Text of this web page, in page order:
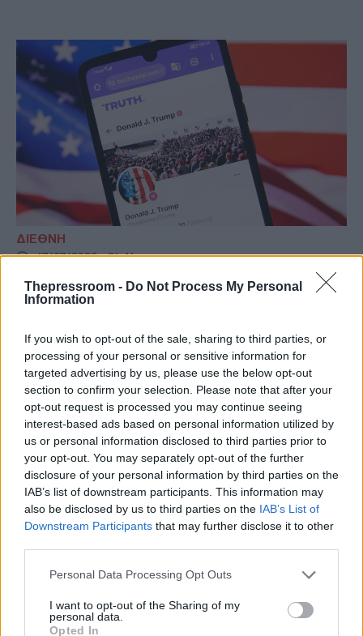
Thepressroom - Do Not Process My Personal
Information
If you wish to opt-out of the sale, sharing to third parties, or
processing of your personal or sensitive information for
targeted advertising by us, please use the below opt-out
section to confirm your selection. Please note that after your
opt-out request is processed you may continue seeing
interest-based ads based on personal information utilized by
us or personal information disclosed to third parties prior to
your opt-out. You may separately opt-out of the further
disclosure of your personal information by third parties on the
IAB’s list of downstream participants. This information may
also be disclosed by us to third parties on the IAB’s List of
Downstream Participants that may further disclose it to other
Please note that this website/app uses one or more Google
not limited to your visit or usage behaviour. You may click to
grant or deny consent to Google and its third-party tags to
Personal Data Processing Opt Outs
I want to opt-out of the Sharing of my
personal data.
Opted In
ΔΙΕΘΝΗ
17/07/2026 - 21:41
Η Wall Street πληρώνει «χρυσάφι» για τα
tweets του Τραμπ: 100.000 δολάρια τον
Truth Social
Σύμφωνα με ρεπορτάζ των Financial Times,
η μητρική εταιρεία του Truth Social (TMTG)
σχεδιάζει να χρεώνει τράπεζες, επενδυτές
και χρηματοπιστωτικά ιδρύματα με το
αστρονομικό ποσό των 100.000 δολαρίων
μηνιαίως, προσφέροντάς τους ως
αντάλλαγμα ταχύτερη πρόσβαση στις
αναρτήσεις του Αμερικανού προέδρου.